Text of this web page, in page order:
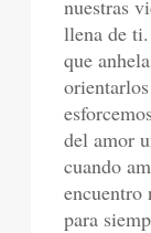
nuestras
llena de
que
del amor
cuando
encuentro
para